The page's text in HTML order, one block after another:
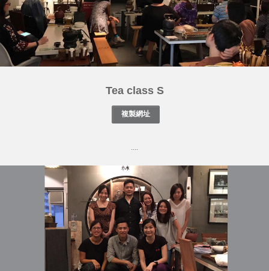
Tea class S